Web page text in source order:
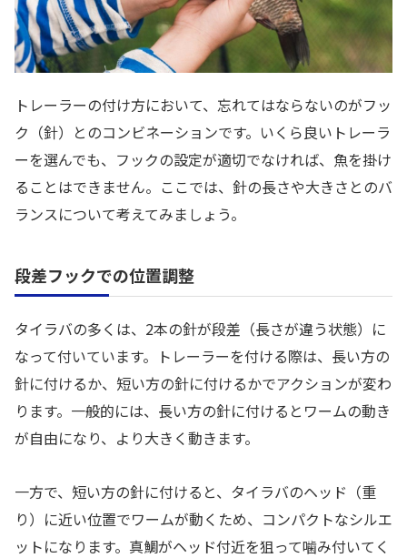
トレーラーの付け方において、忘れてはならないのがフッ
ク（針）とのコンビネーションです。いくら良いトレーラ
ーを選んでも、フックの設定が適切でなければ、魚を掛け
ることはできません。ここでは、針の長さや大きさとのバ
ランスについて考えてみましょう。
段差フックでの位置調整
タイラバの多くは、2本の針が段差（長さが違う状態）に
なって付いています。トレーラーを付ける際は、長い方の
針に付けるか、短い方の針に付けるかでアクションが変わ
ります。一般的には、長い方の針に付けるとワームの動き
が自由になり、より大きく動きます。
一方で、短い方の針に付けると、タイラバのヘッド（重
り）に近い位置でワームが動くため、コンパクトなシルエ
ットになります。真鯛がヘッド付近を狙って噛み付いてく